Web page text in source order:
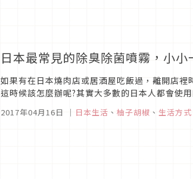
日本最常見的除臭除菌噴霧，小
如果有在日本燒肉店或居酒屋吃飯過，離開店
這時候該怎麼辦呢?其實大多數的日本人都會使
2017年04月16日 ｜ 日本生活 、 柚子胡椒 、 生活方式